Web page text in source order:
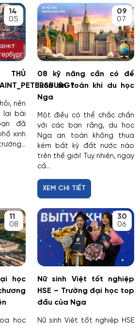
14
05
nên
lại bài
đã
xinh
09
07
08 kỹ năng cần có để
luôn an toàn khi du học
Nga
Một điều có thể chắc chắn
với các bạn rằng, du học
Nga an toàn không thua
kém bất kỳ đất nước nào
trên thế giới! Tuy nhiên, ngay
cả...
XEM CHI TIẾT
11
08
học
học
30
06
Nữ sinh Việt tốt nghiệp
HSE – Trường đại học top
đầu của Nga
Nữ sinh Việt tốt nghiệp HSE